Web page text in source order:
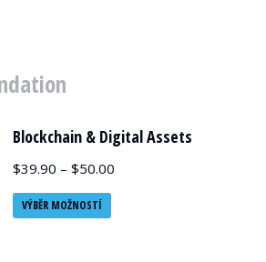
Blockchain & Digital Assets
$39.90 – $50.00
VÝBĚR MOŽNOSTÍ